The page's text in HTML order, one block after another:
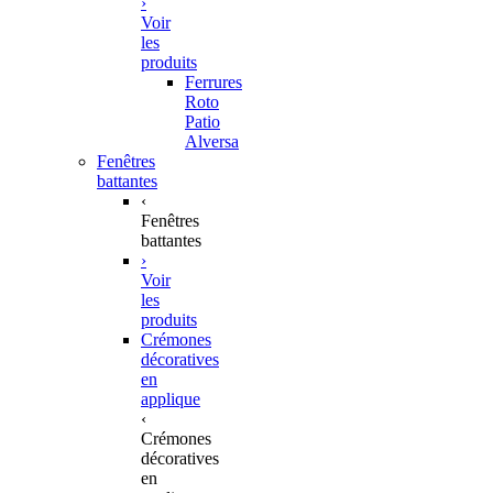
Voir
les
produits
Ferrures
Roto
Patio
Alversa
Fenêtres
battantes
‹
Fenêtres
battantes
›
Voir
les
produits
Crémones
décoratives
en
applique
‹
Crémones
décoratives
en